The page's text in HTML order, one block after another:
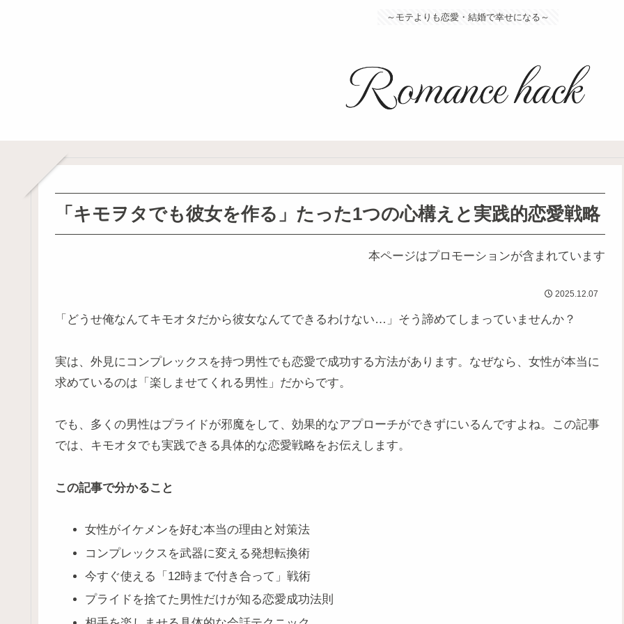
～モテよりも恋愛・結婚で幸せになる～
「キモヲタでも彼女を作る」たった1つの心構えと実践的恋愛戦略
本ページはプロモーションが含まれています
2025.12.07
「どうせ俺なんてキモオタだから彼女なんてできるわけない…」そう諦めてしまっていませんか？
実は、外見にコンプレックスを持つ男性でも恋愛で成功する方法があります。なぜなら、女性が本当に
求めているのは「楽しませてくれる男性」だからです。
でも、多くの男性はプライドが邪魔をして、効果的なアプローチができずにいるんですよね。この記事
では、キモオタでも実践できる具体的な恋愛戦略をお伝えします。
この記事で分かること
女性がイケメンを好む本当の理由と対策法
コンプレックスを武器に変える発想転換術
今すぐ使える「12時まで付き合って」戦術
プライドを捨てた男性だけが知る恋愛成功法則